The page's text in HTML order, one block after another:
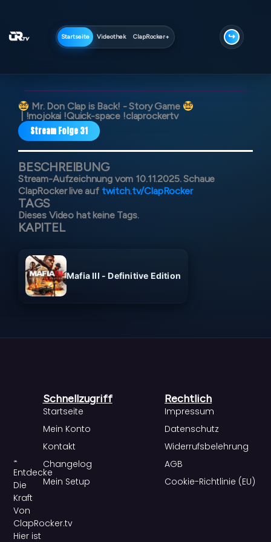
springen
Startseite Videothek ClapRocker+ ↪
61%
00:00:00/06:30:42
Mr. Don Clap is Back! - Story Game
| !mojokai !Quick-space !claprockertv
Stream Folge 31
BESCHREIBUNG
Stream-Aufzeichnung vom 10.11.2025. Schaue
ClapRocker live auf twitch.tv/ClapRocker
TAGS
Dieses Video hat keine Tags.
KAPITEL
Mafia III - Definitive Edition
Entdecke
Die
Kraft
Von
ClapRocker.tv
Hier ist
Schnellzugriff
Startseite
Mein Konto
Kontakt
Changelog
Mein Setup
Rechtlich
Impressum
Datenschutz
Widerrufsbelehrung
AGB
Cookie-Richtlinie (EU)